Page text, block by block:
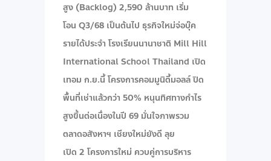
สูง (Backlog) 2,590 ล้านบาท เริ่ม
โอน Q3/68 เป็นต้นไป ธุรกิจใหม่จ่อบุ๊ค
รายได้ประจำ โรงเรียนนานาชาติ Mill Hill
International School Thailand เปิด
เทอม ก.ย.นี้ โครงการคอมมูนิตี้มอลล์ ปิด
พื้นที่เช่าแล้วกว่า 50% หนุนทิศทางกำไร
สูงขึ้นต่อเนื่องในปี 69 มั่นใจภาพรวม
ตลาดอสังหาฯ เชียงใหม่ยังดี ลุย
เปิด 2 โครงการใหม่ ควบคู่การบริหาร